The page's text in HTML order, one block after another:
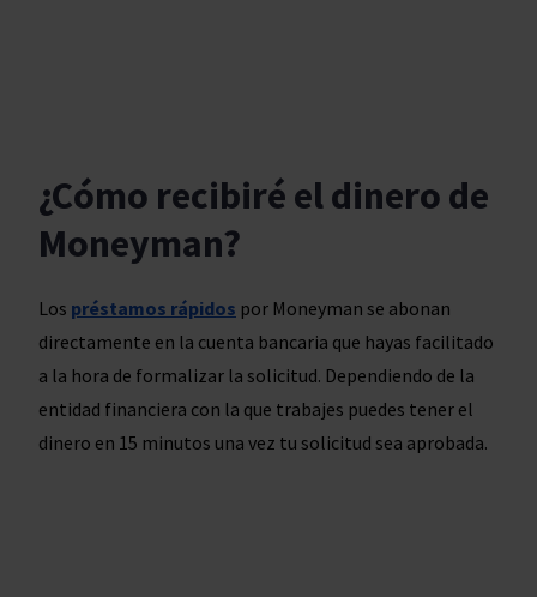
Los préstamos rápidos por Moneyman se abonan
directamente en la cuenta bancaria que hayas facilitado
a la hora de formalizar la solicitud. Dependiendo de la
entidad financiera con la que trabajes puedes tener el
dinero en 15 minutos una vez tu solicitud sea aprobada.
¿Cómo recibiré el dinero de
Moneyman?